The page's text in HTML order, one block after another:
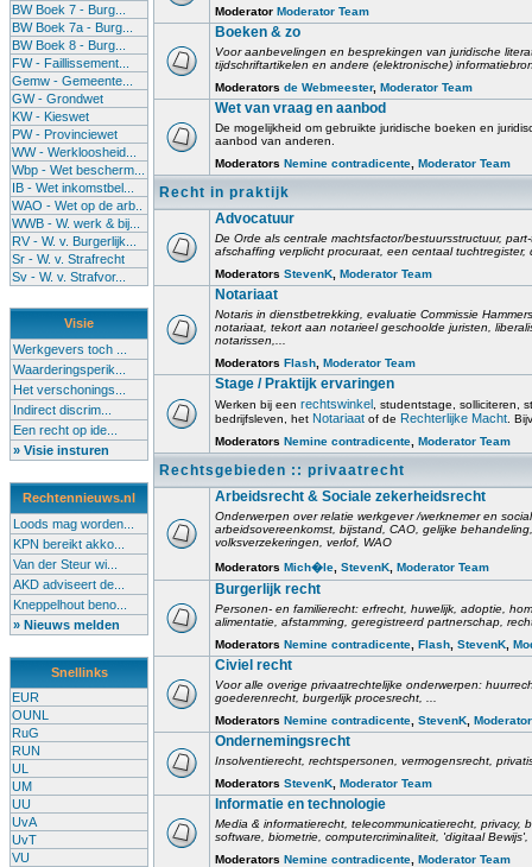
BW Boek 7 - Burg...
BW Boek 7a - Burg...
BW Boek 8 - Burg...
FW - Faillissement...
Gemw - Gemeente...
GW - Grondwet
KW - Kieswet
PW - Provinciewet
WW - Werkloosheid...
Wbp - Wet bescherm...
IB - Wet inkomstbel...
WAO - Wet op de arb..
WWB - W. werk & bij...
RV - W. v. Burgerlijk...
Sr - W. v. Strafrecht
Sv - W. v. Strafvor...
Visie
Werkgevers toch ...
Waarderingsperik...
Het verschonings...
Indirect discrim...
Een recht op ide...
» Visie insturen
Rechtennieuws.nl
Loods mag worden...
KPN bereikt akko...
Van der Steur wi...
AKD adviseert de...
Kneppelhout beno...
» Nieuws melden
Snellinks
EUR
OUNL
RuG
RUN
UL
UM
UU
UvA
UvT
VU
Moderator Moderator Team
Boeken & zo
Voor aanbevelingen en besprekingen van juridische
tijdschriftartikelen en andere (elektronische)
Moderators de Webmeester, Moderator Team
Wet van vraag en aanbod
De mogelijkheid om gebruikte juridische boeken en
aanbod van anderen.
Moderators Nemine contradicente Moderator Team
Recht in praktijk
Advocatuur
De Orde als centrale machtsfactor/bestuursstructuur,
afschaffing verplicht procuraat, een centaal
Moderators StevenK Moderator Team
Notariaat
Notaris in dienstbetrekking, evaluatie Commissie
notariaat, tekort aan notarieel geschoolde juristen,
notarissen,...
Moderators Flash Moderator Team
Stage / Praktijk ervaringen
Werken bij een rechtswinkel , studentstage, solliciteren,
bedrijfsleven, het Notariaat of de Rechterlijke Macht .
Moderators Nemine contradicente Moderator Team
Rechtsgebieden :: privaatrecht
Arbeidsrecht & Sociale zekerheidsrecht
Onderwerpen over relatie werkgever /werknemer en
arbeidsovereenkomst, bijstand, CAO, gelijke
volksverzekeringen, verlof, WAO
Moderators Mich�le StevenK Moderator Team
Burgerlijk recht
Personen- en familierecht: erfrecht, huwelijk, adoptie,
alimentatie, afstamming, geregistreerd partnerschap,
Moderators Nemine contradicente Flash StevenK
Civiel recht
Voor alle overige privaatrechtelijke onderwerpen:
goederenrecht, burgerlijk procesrecht, ...
Moderators Nemine contradicente StevenK
Ondernemingsrecht
Insolventierecht, rechtspersonen, vermogensrecht,
Moderators StevenK Moderator Team
Informatie en technologie
Media & informatierecht, telecommunicatierecht,
software, biometrie, computercriminaliteit, 'digitaal
Moderators Nemine contradicente Moderator Team